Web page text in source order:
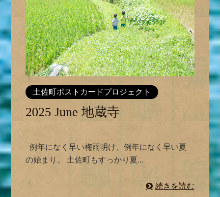
土佐町ポストカードプロジェクト
2025 June 地蔵寺
例年になく早い梅雨明け、例年になく早い夏
の始まり。 土佐町もすっかり夏...
続きを読む